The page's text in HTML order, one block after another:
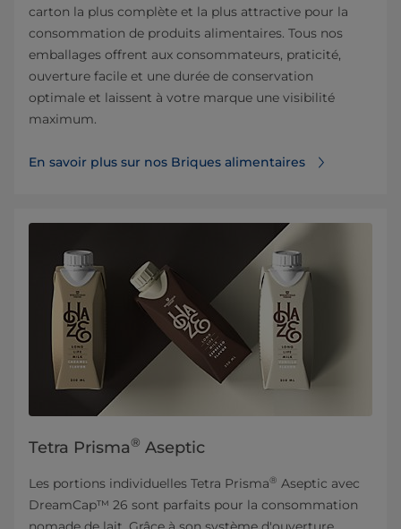
carton la plus complète et la plus attractive pour la
consommation de produits alimentaires. Tous nos
emballages offrent aux consommateurs, praticité,
ouverture facile et une durée de conservation
optimale et laissent à votre marque une visibilité
maximum.
En savoir plus sur nos Briques alimentaires
Tetra Prisma® Aseptic
Les portions individuelles Tetra Prisma® Aseptic avec
DreamCap™ 26 sont parfaits pour la consommation